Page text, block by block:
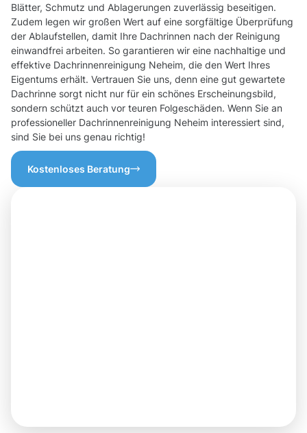
Blätter, Schmutz und Ablagerungen zuverlässig beseitigen.
Zudem legen wir großen Wert auf eine sorgfältige Überprüfung
der Ablaufstellen, damit Ihre Dachrinnen nach der Reinigung
einwandfrei arbeiten. So garantieren wir eine nachhaltige und
effektive Dachrinnenreinigung Neheim, die den Wert Ihres
Eigentums erhält. Vertrauen Sie uns, denn eine gut gewartete
Dachrinne sorgt nicht nur für ein schönes Erscheinungsbild,
sondern schützt auch vor teuren Folgeschäden. Wenn Sie an
professioneller Dachrinnenreinigung Neheim interessiert sind,
sind Sie bei uns genau richtig!
Kostenloses Beratung